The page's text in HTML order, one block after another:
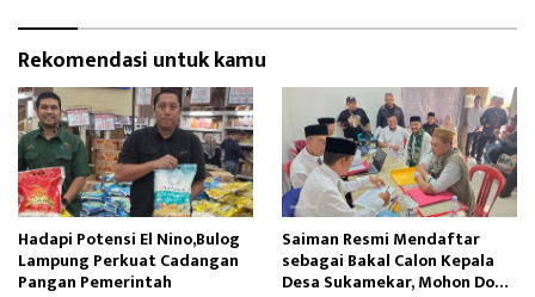
Rekomendasi untuk kamu
Hadapi Potensi El Nino,Bulog
Lampung Perkuat Cadangan
Pangan Pemerintah
Saiman Resmi Mendaftar
sebagai Bakal Calon Kepala
Desa Sukamekar, Mohon Doa